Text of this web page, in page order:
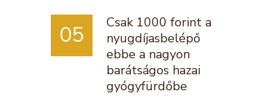
05
Csak 1000 forint a
nyugdíjasbelépő
ebbe a nagyon
barátságos hazai
gyógyfürdőbe